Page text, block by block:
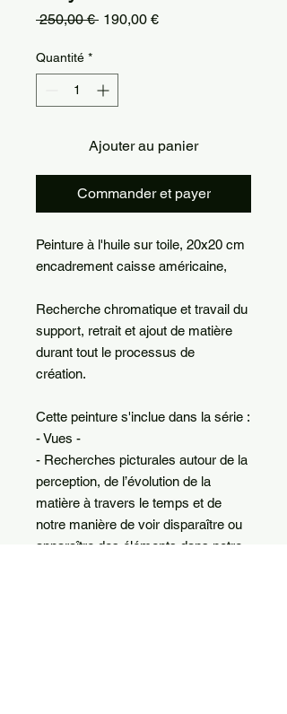
250,00 € Prix
190,00 €Prix
Quantité *
Ajouter au panier
Commander et payer
Peinture à l'huile sur toile, 20x20 cm
encadrement caisse américaine,
Recherche chromatique et travail du
support, retrait et ajout de matière
durant tout le processus de
création.
Cette peinture s'inclue dans la série :
- Vues -
- Recherches picturales autour de la
perception, de l’évolution de la
matière à travers le temps et de
notre manière de voir disparaître ou
apparaître des éléments dans notre